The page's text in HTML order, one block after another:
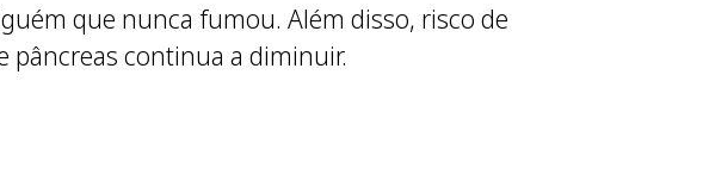
que nunca fumou. Além disso, risco de
pâncreas continua a diminuir.